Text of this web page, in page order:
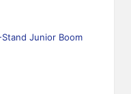
Junior Boom